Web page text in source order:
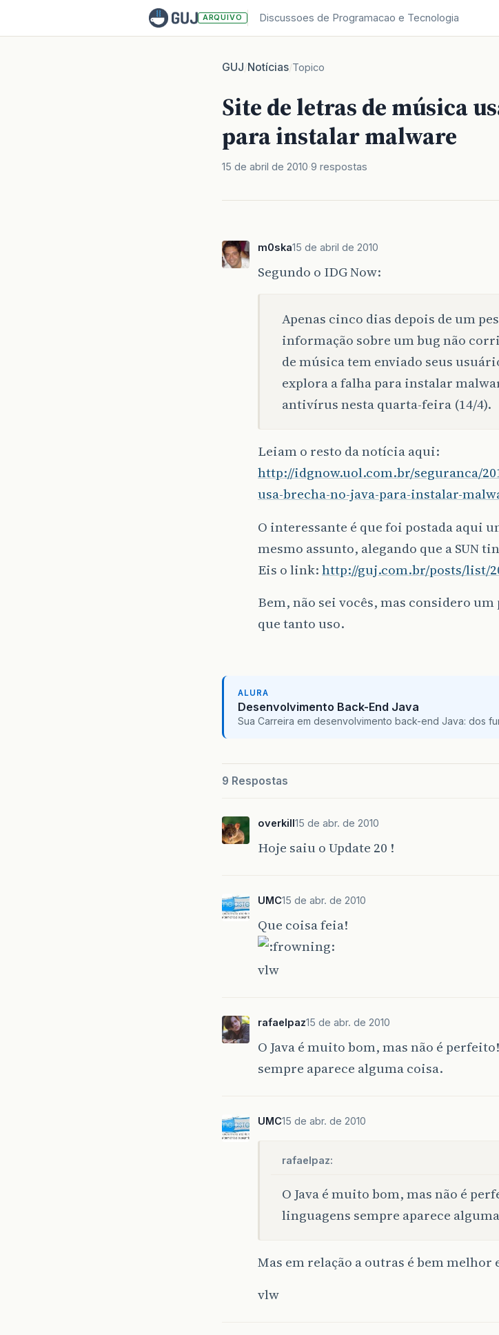
ARQUIVO Discussoes de Programacao e Tecnologia
GUJ/Notícias/Topico
Site de letras de música
para instalar malware
15 de abril de 2010 9 respostas
m0ska15 de abril de 2010
Segundo o IDG Now:
Apenas cinco dias depois de um
informação sobre um bug não
de música tem enviado seus
explora a falha para instalar
antivírus nesta quarta-feira (14/4).
Leiam o resto da notícia aqui:
http://idgnow.uol.com.br/seguranca/
usa-brecha-no-java-para-instalar-
O interessante é que foi postada aqui
mesmo assunto, alegando que a SUN
Eis o link:http://guj.com.br/posts/list/
Bem, não sei vocês, mas considero
que tanto uso.
ALURA
Desenvolvimento Back-End Java
Sua Carreira em desenvolvimento back-end Java: dos
9 Respostas
overkill15 de abr. de 2010
Hoje saiu o Update 20 !
UMC15 de abr. de 2010
Que coisa feia!
vlw
rafaelpaz15 de abr. de 2010
O Java é muito bom, mas não é
sempre aparece alguma coisa.
UMC15 de abr. de 2010
rafaelpaz:
O Java é muito bom, mas não é
linguagens sempre aparece
Mas em relação a outras é bem melhor
vlw